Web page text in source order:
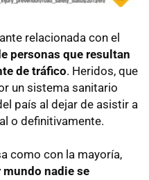
relacionada con el
personas que resultan
de tráfico. Heridos, que
un sistema sanitario
país al dejar de asistir a
o definitivamente.
como con la mayoría,
nadie se